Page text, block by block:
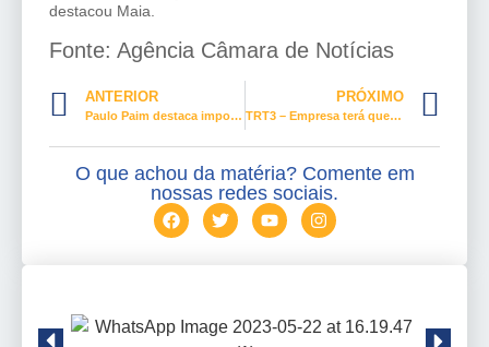
destacou Maia.
Fonte: Agência Câmara de Notícias
ANTERIOR
Paulo Paim destaca importância do FGTS
PRÓXIMO
TRT3 – Empresa terá que pagar adicional de insalubridade a faxineiro que limpava banheiros do fórum de Barbacena
O que achou da matéria? Comente em
nossas redes sociais.